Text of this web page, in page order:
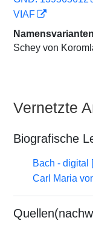
VIAF
Namensvarianten
Schey von
Vernetzte
Biografische
Bach - digital
Carl Maria